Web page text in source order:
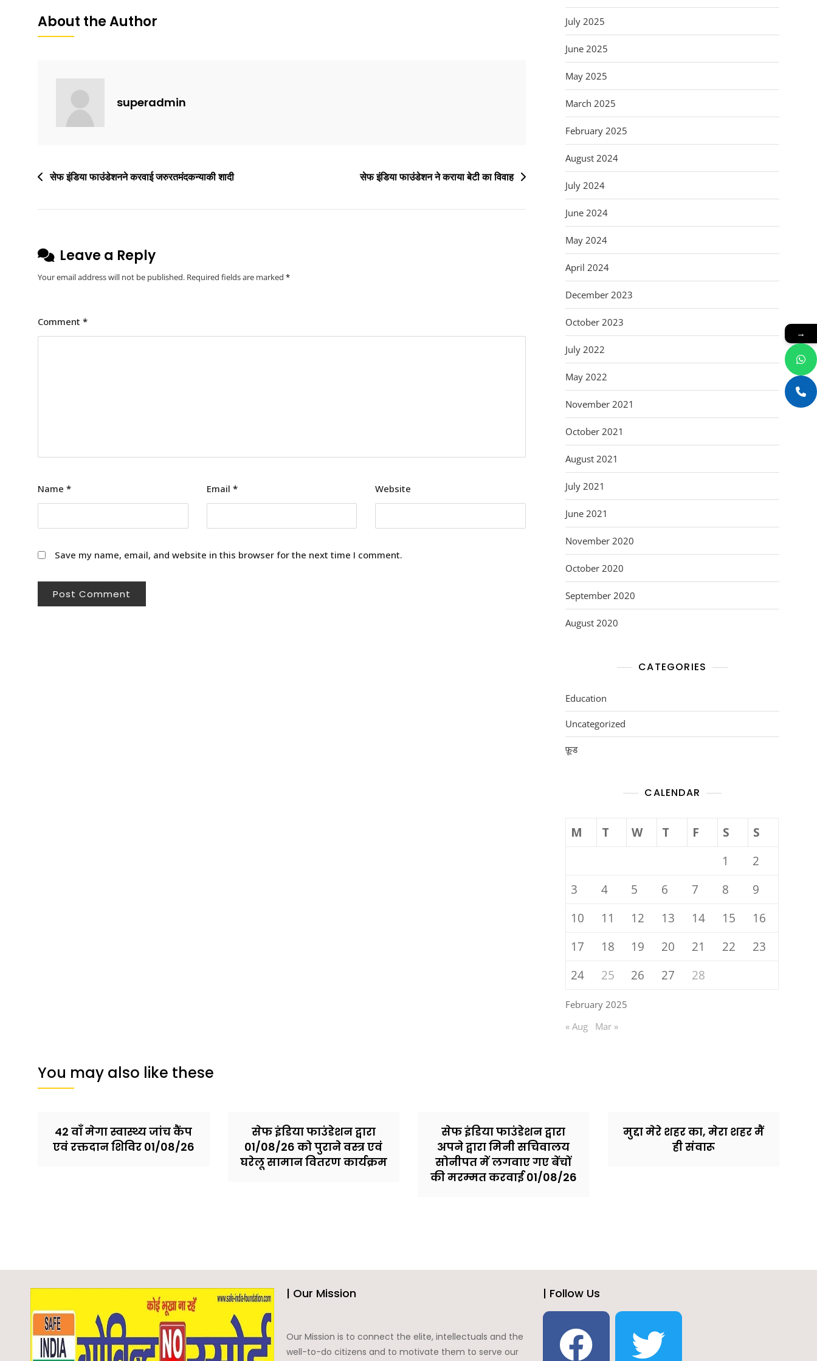
e
b
er
About the Author
superadmin
सेफ इंडिया फाउंडेशनने करवाई जरुरतमंदकन्याकी शादी सेफ इंडिया फाउंडेशन ने कराया बेटी का विवाह
Leave a Reply
Your email address will not be published. Required fields are marked *
Comment *
Name * Email * Website
Save my name, email, and website in this browser for the next time I comment.
July 2025
June 2025
May 2025
March 2025
February 2025
August 2024
July 2024
June 2024
May 2024
April 2024
December 2023
October 2023
July 2022
May 2022
November 2021
October 2021
August 2021
July 2021
June 2021
November 2020
October 2020
September 2020
August 2020
CATEGORIES
Education
Uncategorized
फ़ूड
CALENDAR
February 2025
M T W T F S
S
1
2
3
4 5 6 7 8
9
10
11 12 13 14 15
16
17
18 19 20 21 22
23
24
25 26 27 28
« Aug Mar »
You may also like these
42 वाँ मेगा स्वास्थ्य जांच कैंप
एवं रक्तदान शिविर 01/08/26
सेफ इंडिया फाउंडेशन द्वारा
01/08/26 को पुराने वस्त्र एवं
घरेलू सामान वितरण कार्यक्रम
सेफ इंडिया फाउंडेशन द्वारा
अपने द्वारा मिनी सचिवालय
सोनीपत में लगवाए गए बेंचों
की मरम्मत करवाई 01/08/26
मुद्दा मेरे शहर का, मेरा शहर मैं
ही संवारू
| Our Mission
Our Mission is to connect the elite, intellectuals and the
well-to-do citizens and to motivate them to serve our
| Follow Us
→